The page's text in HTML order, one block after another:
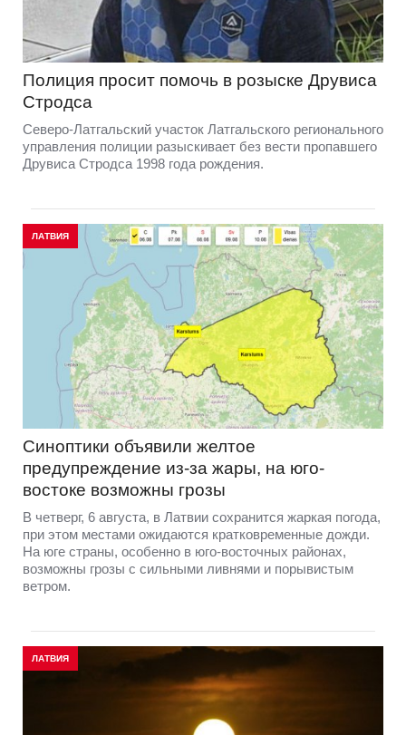
Полиция просит помочь в розыске Друвиса
Стродса
Северо-Латгальский участок Латгальского регионального
управления полиции разыскивает без вести пропавшего
Друвиса Стродса 1998 года рождения.
ЛАТВИЯ
Синоптики объявили желтое
предупреждение из-за жары, на юго-
востоке возможны грозы
В четверг, 6 августа, в Латвии сохранится жаркая погода,
при этом местами ожидаются кратковременные дожди.
На юге страны, особенно в юго-восточных районах,
возможны грозы с сильными ливнями и порывистым
ветром.
ЛАТВИЯ